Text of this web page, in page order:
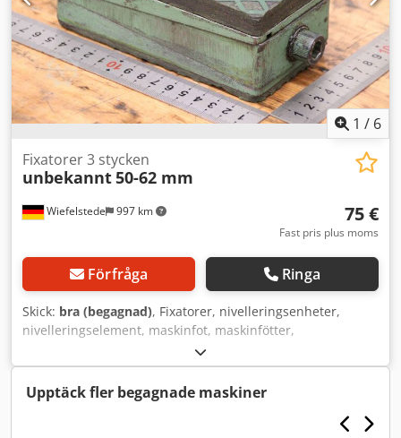
1 / 6
Wiefelstede 997 km
Fixatorer 3 stycken
unbekannt50-62 mm
75 €
Fast pris plus moms
Förfråga Ringa
Skick: bra (begagnad), Fixatorer, nivelleringsenheter,
nivelleringselement, maskinfot, maskinfötter,
nivelleringssko, maskinfundament, nivelleringssko,
kilformad sko, maskinstöd, nivelleringsfot - Fixatorer: för
verktygsmaskiner och anläggningar, 3 stycken - Minsta
höjd: 50 mm - Maxhöjd: 62 mm Dkodpfew U Rf Ssx Ahksr -
Leverans/pris: komplett - Mått: 165/75/H58 mm - Vikt: 2,6
Upptäck fler begagnade maskiner